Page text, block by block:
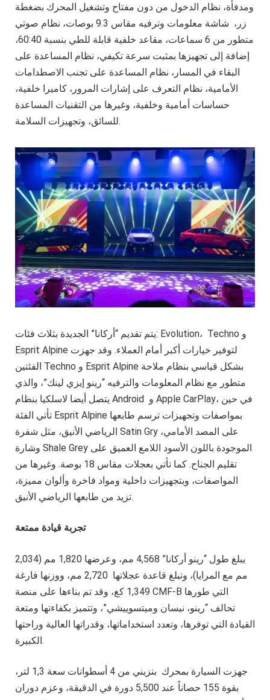
ومدفأة، نظام الدخول من دون مفتاح وتشغيل المحرك بضغطة
زر، شاشة معلومات وترفيه مقاس 9.3 بوصات، نظام صوتي
متطور من 6 سماعات، مقاعد خلفية قابلة للطي بنسبة 60:40،
إضافة إلى تجهيزها بمثبت سرعة تكيفي، نظام المساعدة على
البقاء في المسار، نظام المساعدة على تجنب الاصطدامات
الأمامية، نظام التعرف على إشارات المرور، كاميرا خلفية،
حساسات أمامية وخلفية، وغيرها من التقنيات المساعدة
للسائق، وتجهيزات السلامة.
يتم تقديم “أركانا” الجديدة بثلاث فئات: Evolution، Techno و
Esprit Alpine لتوفير خيارات أكبر أمام العملاء. وقد جهزت
الفئتين Techno و Esprit Alpine بشكل قياسي بنظام ملاحة
متطور مع نظام المعلومات والترفيه “رينو إيزي لينك”، والذي
يتصل أيضا لاسلكيا بنظام Android و Apple CarPlay، في حين
تأتي الفئة Esprit Alpine بمواصفات وتجهيزات ترسم طابعها
الرياضي الأنيق، مثل شفرة Satin Gry على المصد الأمامي،
وشارة Shale Grey الموجودة باللون الأسود اللامع العميق على
تقليم الجناح. كما تأتي بعجلات مقاس 18 بوصة. وغيرها من
المواصفات، وبتجهيزات داخلية ومواد فاخرة وألوان مميزة،
تزيد من طابعها الرياضي الأنيق.
تجربة قيادة ممتعة
يبلغ طول “رينو أركانا” 4,568 مم، وعرضها 1,820 مم (2,034
مم مع المرايا)، وتبلغ قاعدة عجلاتها 2,720 مم، ووزنها فارغة
1,349 كغ، وقد تم بناءها على منصة CMF-B التي طورها
تحالف “رينو، نيسان وميتسوييشي”، وتتميز بكفاءتها ومتعة
القيادة التي توفرها، وتعدد استخداماتها، وقدراتها العالية وراحتها
الكبيرة.
جهزت السيارة بمحرك بنزيني من 4 أسطوانات سعة 1,3 لتر،
بقوة 155 حصاناً عند 5,500 دورة في الدقيقة، وعزم دوران